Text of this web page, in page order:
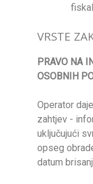
VRSTE
PRAVO NA
OSOBNIH
Operator
zahtjev -
uključujući
opseg
datum